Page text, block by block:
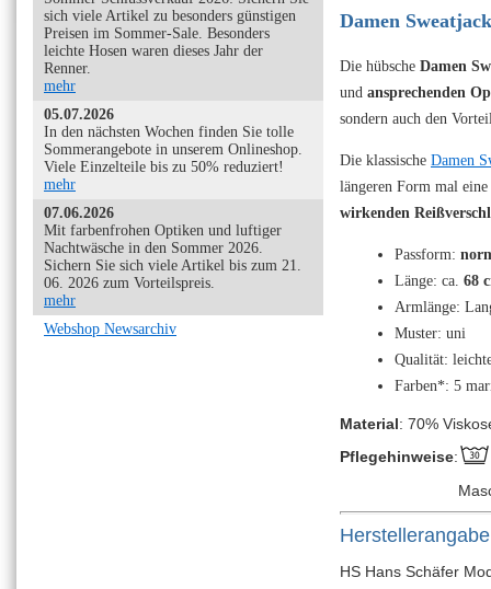
sich viele Artikel zu besonders günstigen
Preisen im Sommer-Sale. Besonders
leichte Hosen waren dieses Jahr der
Renner.
mehr
05.07.2026
In den nächsten Wochen finden Sie tolle
Sommerangebote in unserem Onlineshop.
Viele Einzelteile bis zu 50% reduziert!
mehr
07.06.2026
Mit farbenfrohen Optiken und luftiger
Nachtwäsche in den Sommer 2026.
Sichern Sie sich viele Artikel bis zum 21.
06. 2026 zum Vorteilspreis.
mehr
Webshop Newsarchiv
Damen
Die hübsche Damen
und ansprechenden
sondern auch den
Die klassische Damen
längeren Form mal
wirkenden
Passform:
Länge: ca. 68
Armlänge:
Muster: uni
Qualität:
Farben*: 5
Material: 70%
Pflegehinweise:
HS Hans Schäfer